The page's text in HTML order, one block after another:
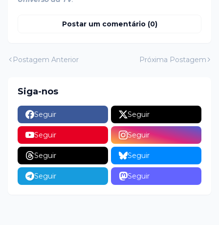
Postar um comentário (0)
Postagem Anterior Próxima Postagem
Siga-nos
Seguir Seguir
Seguir Seguir
Seguir Seguir
Seguir Seguir